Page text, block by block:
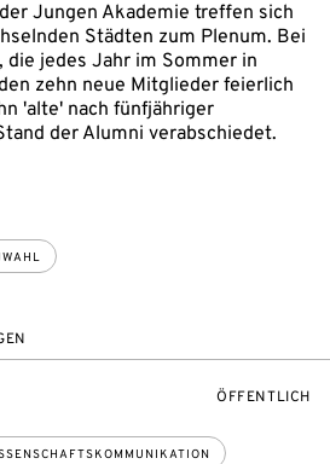
Jungen Akademie treffen sich
Städten zum Plenum. Bei
jedes Jahr im Sommer in
zehn neue Mitglieder feierlich
'alte' nach fünfjähriger
der Alumni verabschiedet.
ÖFFENTLICH